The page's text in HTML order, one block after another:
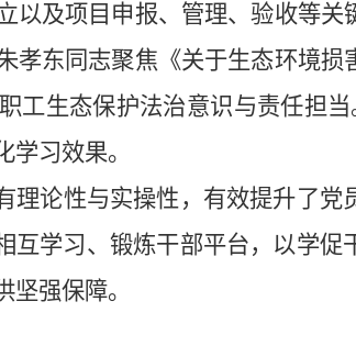
以及项目申报、管理、验收等
孝东同志聚焦《关于生态环境
工生态保护法治意识与责任担
习效果。
理论性与实操性，有效提升了
互学习、锻炼干部平台，以学
强保障。